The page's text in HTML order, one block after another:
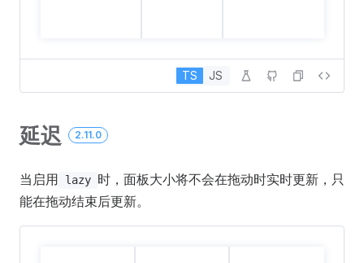
TS JS
延迟 2.11.0
当启用 lazy 时，面板大小将不会在拖动时实时更新，只
能在拖动结束后更新。